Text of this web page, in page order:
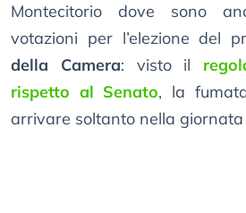
Montecitorio dove sono
votazioni per l’elezione del
della Camera: visto il
rispetto al Senato, la
arrivare soltanto nella